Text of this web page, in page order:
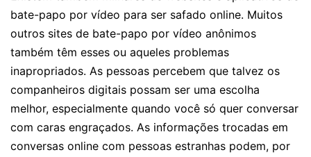
bate-papo por vídeo para ser safado online. Muitos
outros sites de bate-papo por vídeo anônimos
também têm esses ou aqueles problemas
inapropriados. As pessoas percebem que talvez os
companheiros digitais possam ser uma escolha
melhor, especialmente quando você só quer conversar
com caras engraçados. As informações trocadas em
conversas online com pessoas estranhas podem, por